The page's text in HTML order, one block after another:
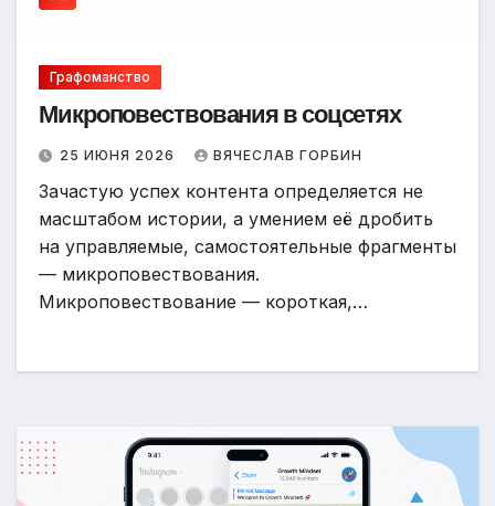
Графоманство
Микроповествования в соцсетях
25 ИЮНЯ 2026 ВЯЧЕСЛАВ ГОРБИН
Зачастую успех контента определяется не
масштабом истории, а умением её дробить
на управляемые, самостоятельные фрагменты
— микроповествования.
Микроповествование — короткая,…